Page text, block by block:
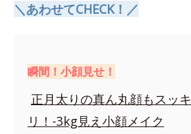
＼あわせてCHECK！／
瞬間！小顔見せ！
正月太りの真ん丸顔もスッキ
リ！-3kg見え小顔メイク